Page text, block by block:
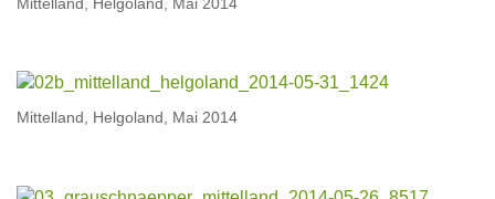
Mittelland, Helgoland, Mai 2014